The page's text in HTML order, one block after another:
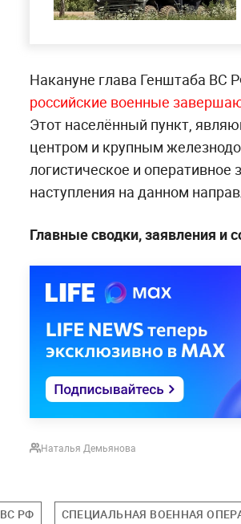
Накануне глава Генштаба ВС
российские военные
Этот населённый пункт,
центром и крупным
логистическое и
наступления на данном
Главные сводки, заявления и
Наталья Демьянова
ВС РФ СПЕЦИАЛЬНАЯ ВОЕННАЯ